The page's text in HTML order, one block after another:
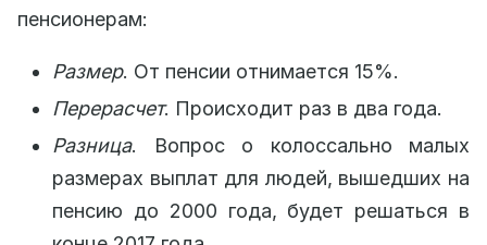
пенсионерам:
Размер. От пенсии отнимается 15%.
Перерасчет. Происходит раз в два года.
Разница. Вопрос о колоссально малых
размерах выплат для людей, вышедших на
пенсию до 2000 года, будет решаться в